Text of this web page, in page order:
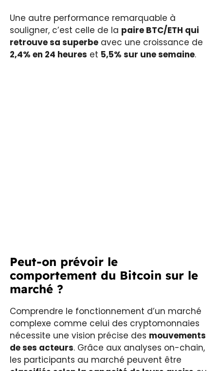
Une autre performance remarquable à
souligner, c’est celle de la paire BTC/ETH qui
retrouve sa superbe avec une croissance de
2,4% en 24 heures et 5,5% sur une semaine.
Peut-on prévoir le
comportement du Bitcoin sur le
marché ?
Comprendre le fonctionnement d’un marché
complexe comme celui des cryptomonnaies
nécessite une vision précise des mouvements
de ses acteurs. Grâce aux analyses on-chain,
les participants au marché peuvent être